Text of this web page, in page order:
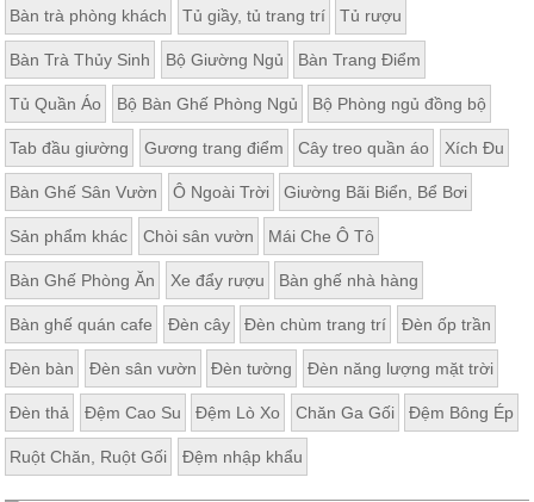
Bàn trà phòng khách Tủ giầy, tủ trang trí Tủ rượu
Bàn Trà Thủy Sinh Bộ Giường Ngủ Bàn Trang Điểm
Tủ Quần Áo Bộ Bàn Ghế Phòng Ngủ Bộ Phòng ngủ đồng bộ
Tab đầu giường Gương trang điểm Cây treo quần áo Xích Đu
Bàn Ghế Sân Vườn Ô Ngoài Trời Giường Bãi Biển, Bể Bơi
Sản phẩm khác Chòi sân vườn Mái Che Ô Tô
Bàn Ghế Phòng Ăn Xe đẩy rượu Bàn ghế nhà hàng
Bàn ghế quán cafe Đèn cây Đèn chùm trang trí Đèn ốp trần
Đèn bàn Đèn sân vườn Đèn tường Đèn năng lượng mặt trời
Đèn thả Đệm Cao Su Đệm Lò Xo Chăn Ga Gối Đệm Bông Ép
Ruột Chăn, Ruột Gối Đệm nhập khẩu